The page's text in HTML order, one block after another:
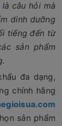
là câu hỏi mà
dinh dưỡng
tiếng đến từ
sản phẩm
đa dạng,
chính hãng
sản phẩm